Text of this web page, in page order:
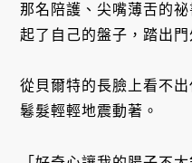
那名陪護、尖嘴薄舌的
起了自己的盤子，踏出
從貝爾特的長臉上看不
鬈髮輕輕地震動著。